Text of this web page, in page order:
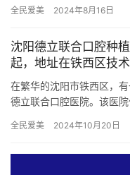
需要进…
全民爱美 2024年8月16日
沈阳德立联合口腔种
起，地址在铁西区技
在繁华的沈阳市铁西区，
德立联合口腔医院。该医
就…
全民爱美 2024年10月20日